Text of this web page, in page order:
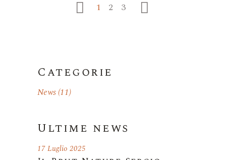
1 2 3
Categorie
News(11)
Ultime news
17 Luglio 2025